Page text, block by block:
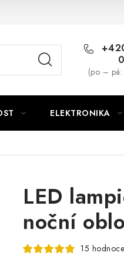
(po –
ELEKTRONIKA
LED
noční
15